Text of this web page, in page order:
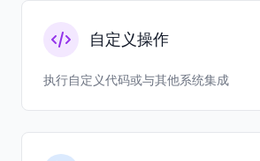
自定义操作
执行自定义代码或与其他系统集成